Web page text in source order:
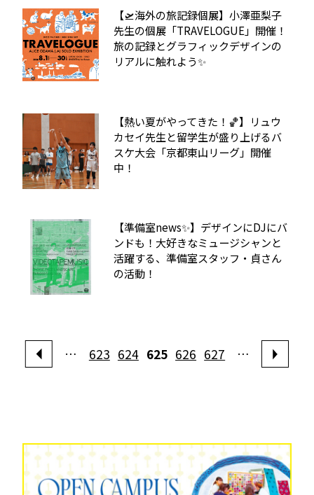
【🛫海外の旅記録個展】小澤亜梨子
先生の個展「TRAVELOGUE」開催！
旅の記録とグラフィックデザインの
リアルに触れよう✨
【熱い夏がやってきた！🏀】リュウ
カセイ先生と留学生が盛り上げるバ
スケ大会「京都東山リーグ」開催
中！
【準備室news✨】デザインにDJにバ
ンドも！大好きなミュージシャンと
活躍する、準備室スタッフ・貞さん
の活動！
… 623 624 625 626 627 …